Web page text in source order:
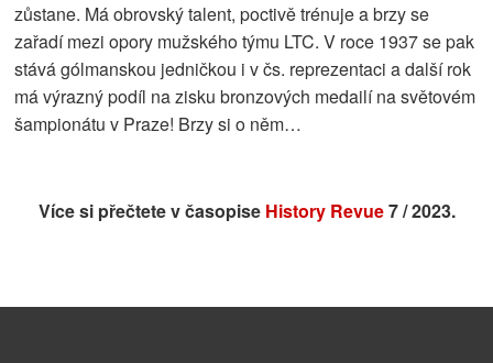
zůstane. Má obrovský talent, poctivě trénuje a brzy se
zařadí mezi opory mužského týmu LTC. V roce 1937 se pak
stává gólmanskou jedničkou i v čs. reprezentaci a další rok
má výrazný podíl na zisku bronzových medailí na světovém
šampionátu v Praze! Brzy si o něm…
Více si přečtete v časopise History Revue7 / 2023.